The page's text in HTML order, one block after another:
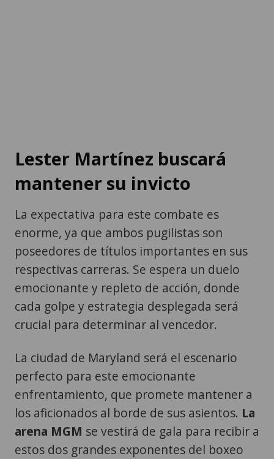
Lester Martínez buscará
mantener su invicto
La expectativa para este combate es
enorme, ya que ambos pugilistas son
poseedores de títulos importantes en sus
respectivas carreras. Se espera un duelo
emocionante y repleto de acción, donde
cada golpe y estrategia desplegada será
crucial para determinar al vencedor.
La ciudad de Maryland será el escenario
perfecto para este emocionante
enfrentamiento, que promete mantener a
los aficionados al borde de sus asientos. La
arena MGM se vestirá de gala para recibir a
estos dos grandes exponentes del boxeo